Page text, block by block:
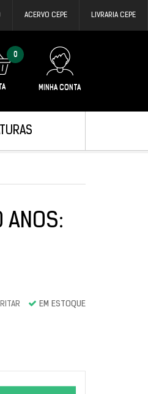
ACERVO CEPE LIVRARIA CEPE
0
MINHA CONTA
ANOS:
EM ESTOQUE